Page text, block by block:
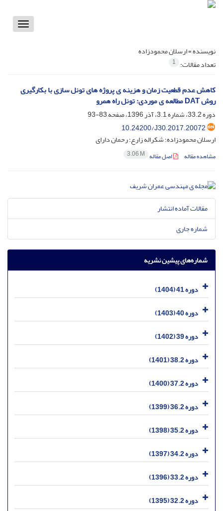
Toggle
نویسنده =ارسلان محمودزاده
تعداد مقالات: 1
کاهش عدم قطعیت زمان و هزینه ی پروژه های تونل سازی با بکارگیری
روش DAT مطالعه ی موردی: تونل راه همرو
دوره 33.2، شماره 3.1، آذر 1396، صفحه
83-93
10.24200/J30.2017.20072
ارسلان محمودزاده؛ شکراله زارع؛ رحمان دارای
مشاهده مقاله اصل مقاله 3.06 M
مقالات آماده انتشار
شماره جاری
شماره‌های پیشین نشریه
دوره 41 (1404)
دوره 40 (1403)
دوره 39 (1402)
دوره 38.2 (1401)
دوره 37.2 (1400)
دوره 36.2 (1399)
دوره 35.2 (1398)
دوره 34.2 (1397)
دوره 33.2 (1396)
دوره 32.2 (1395)